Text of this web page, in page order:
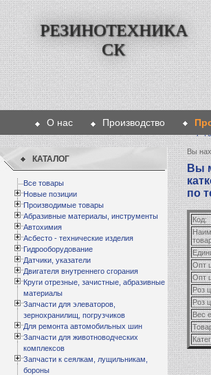
РЕЗИНОТЕХНИКА
СК
О нас Производство
КАТАЛОГ
Все товары
Новые позиции
Производимые товары
Абразивные материалы, инструменты
Автохимия
Асбесто - технические изделия
Гидрооборудование
Датчики, указатели
Двигателя внутреннего сгорания
Круги отрезные, зачистные, абразивные
материалы
Запчасти для элеваторов,
зернохранилищ, погрузчиков
Для ремонта автомобильных шин
Запчасти для животноводческих
комплексов
Запчасти к сеялкам, лущильникам,
бороны
Вы
Вы
по
Код:
Опт
Опт
Роз
Роз
Вес